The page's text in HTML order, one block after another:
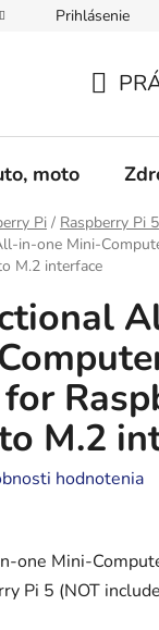
podmienkyPrihlásenie
KOŠÍK
moto
Pi / Raspberry Pi 5
in-one Mini-
M.2 interface
M.2
hodnotenia
one Mini-
Pi 5 (NOT